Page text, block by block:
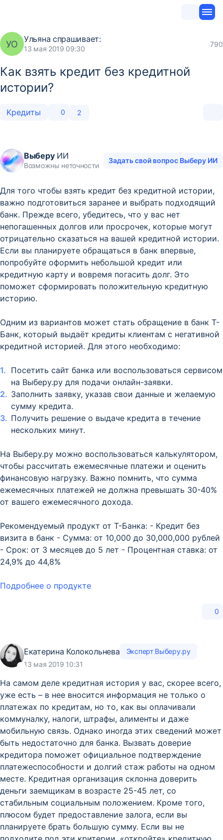
УО Ульяна спрашивает:
13 мая 2019 09:30
790
Как взять кредит без кредитной
истории?
Кредиты 0 2
ВыберуИИ
Возможны неточности
Задать свой вопрос Выберу ИИ
Для того чтобы взять кредит без кредитной истории,
важно подготовиться заранее и выбрать подходящий
банк. Прежде всего, убедитесь, что у вас нет
непогашенных долгов или просрочек, которые могут
отрицательно сказаться на вашей кредитной истории.
Если вы планируете обращаться в банк впервые,
попробуйте оформить небольшой кредит или
кредитную карту и вовремя погасить долг. Это
поможет сформировать положительную кредитную
историю.
Одним из вариантов может стать обращение в банк Т-
Банк, который выдаёт кредиты клиентам с негативной
кредитной историей. Для этого необходимо:
Посетить сайт банка или воспользоваться сервисом
на Выберу.ру для подачи онлайн-заявки.
Заполнить заявку, указав свои данные и желаемую
сумму кредита.
Получить решение о выдаче кредита в течение
нескольких минут.
На Выберу.ру можно воспользоваться калькулятором,
чтобы рассчитать ежемесячные платежи и оценить
финансовую нагрузку. Важно помнить, что сумма
ежемесячных платежей не должна превышать 30-40%
от вашего ежемесячного дохода.
Рекомендуемый продукт от Т-Банка: - Кредит без
визита в банк - Сумма: от 10,000 до 30,000,000 рублей
- Срок: от 3 месяцев до 5 лет - Процентная ставка: от
24,9% до 44,8%
Подробнее о продукте
0
Екатерина Колокольнева
Эксперт Выберу.ру
13 мая 2019 10:31
На самом деле кредитная история у вас, скорее всего,
уже есть – в нее вносится информация не только о
платежах по кредитам, но то, как вы оплачивали
коммуналку, налоги, штрафы, алименты и даже
мобильную связь. Однако иногда этих сведений может
быть недостаточно для банка. Вызвать доверие
кредитора поможет официальное подтверждение
платежеспособности и долгий стаж работы на одном
месте. Кредитная организация склонна доверить
деньги заемщикам в возрасте 25-45 лет, со
стабильным социальным положением. Кроме того,
плюсом будет предоставление залога, если вы
планируете брать большую сумму. Если вы не